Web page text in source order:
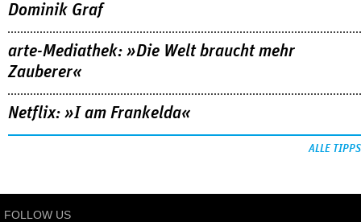
Dominik Graf
arte-Mediathek: »Die Welt braucht mehr
Zauberer«
Netflix: »I am Frankelda«
ALLE TIPPS
FOLLOW US